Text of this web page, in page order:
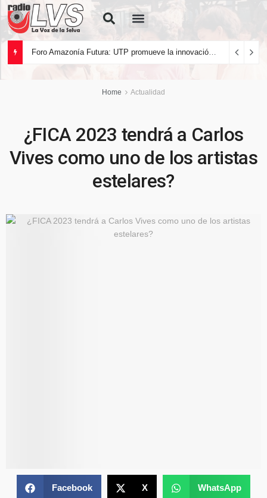
Home Actualidad
¿FICA 2023 tendrá a Carlos
Vives como uno de los artistas
estelares?
Facebook X WhatsApp